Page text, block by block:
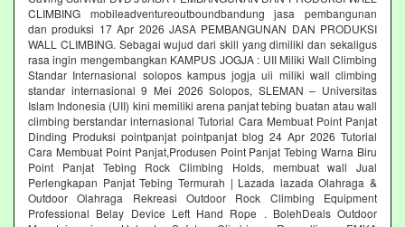
CLIMBING mobileadventureoutboundbandung jasa pembangunan
dan produksi 17 Apr 2026 JASA PEMBANGUNAN DAN PRODUKSI
WALL CLIMBING. Sebagai wujud dari skill yang dimiliki dan sekaligus
rasa ingin mengembangkan KAMPUS JOGJA : UII Miliki Wall Climbing
Standar Internasional solopos kampus jogja uii miliki wall climbing
standar internasional 9 Mei 2026 Solopos, SLEMAN – Universitas
Islam Indonesia (UII) kini memiliki arena panjat tebing buatan atau wall
climbing berstandar internasional Tutorial Cara Membuat Point Panjat
Dinding Produksi pointpanjat pointpanjat blog 24 Apr 2026 Tutorial
Cara Membuat Point Panjat,Produsen Point Panjat Tebing Warna Biru
Point Panjat Tebing Rock Climbing Holds, membuat wall Jual
Perlengkapan Panjat Tebing Termurah | Lazada lazada Olahraga &
Outdoor Olahraga Rekreasi Outdoor Rock Climbing Equipment
Professional Belay Device Left Hand Rope . BolehDeals Outdoor